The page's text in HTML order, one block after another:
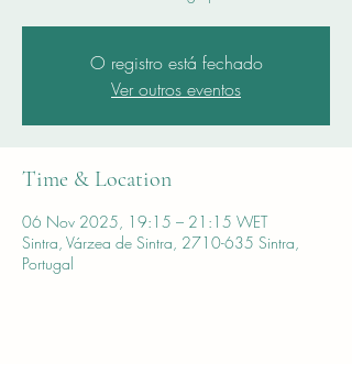
O registro está fechado
Ver outros eventos
Time & Location
06 Nov 2025, 19:15 – 21:15 WET
Sintra, Várzea de Sintra, 2710-635 Sintra,
Portugal